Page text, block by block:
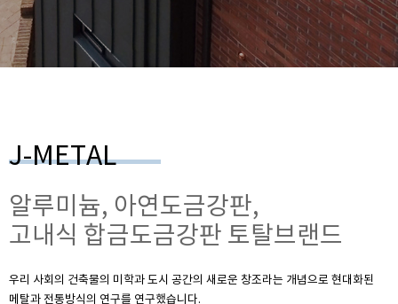
J-METAL
알루미늄, 아연도금강판,
고내식 합금도금강판 토탈브랜드
우리 사회의 건축물의 미학과 도시 공간의 새로운 창조라는 개념으로 현대화된
메탈과 전통방식의 연구를 연구했습니다.